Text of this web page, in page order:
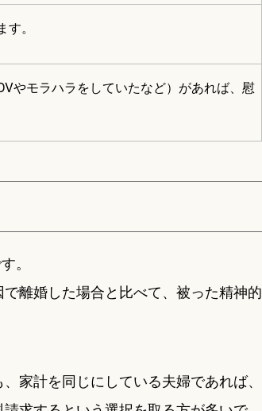
。
やモラハラをしていたなど）があれば、慰
。
離婚した場合と比べて、被った精神的
家計を同じにしている夫婦であれば、